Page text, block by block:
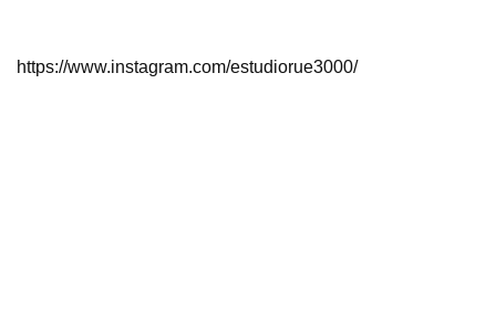
https://www.instagram.com/estudiorue3000/